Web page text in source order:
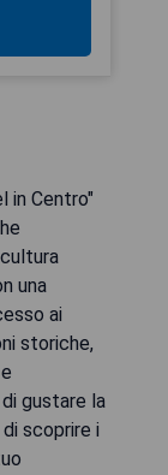
in Centro"
una
ai
storiche,
gustare la
scoprire i